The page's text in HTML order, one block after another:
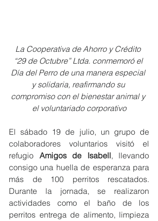
La Cooperativa de Ahorro y Crédito
“29 de Octubre” Ltda. conmemoró el
Día del Perro de una manera especial
y solidaria, reafirmando su
compromiso con el bienestar animal y
el voluntariado corporativo
El sábado 19 de julio, un grupo de
colaboradores voluntarios visitó el
refugio Amigos de Isabell, llevando
consigo una huella de esperanza para
más de 100 perritos rescatados.
Durante la jornada, se realizaron
actividades como el baño de los
perritos entrega de alimento, limpieza